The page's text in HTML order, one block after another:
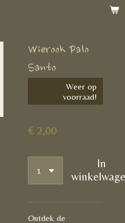
Wierook Palo
Santo
Weer op
voorraad!
€ 2,00
In
Ontdek de